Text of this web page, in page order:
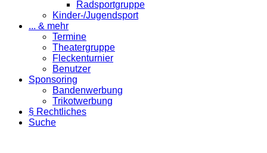
Radsportgruppe
Kinder-/Jugendsport
... & mehr
Termine
Theatergruppe
Fleckenturnier
Benutzer
Sponsoring
Bandenwerbung
Trikotwerbung
§ Rechtliches
Suche